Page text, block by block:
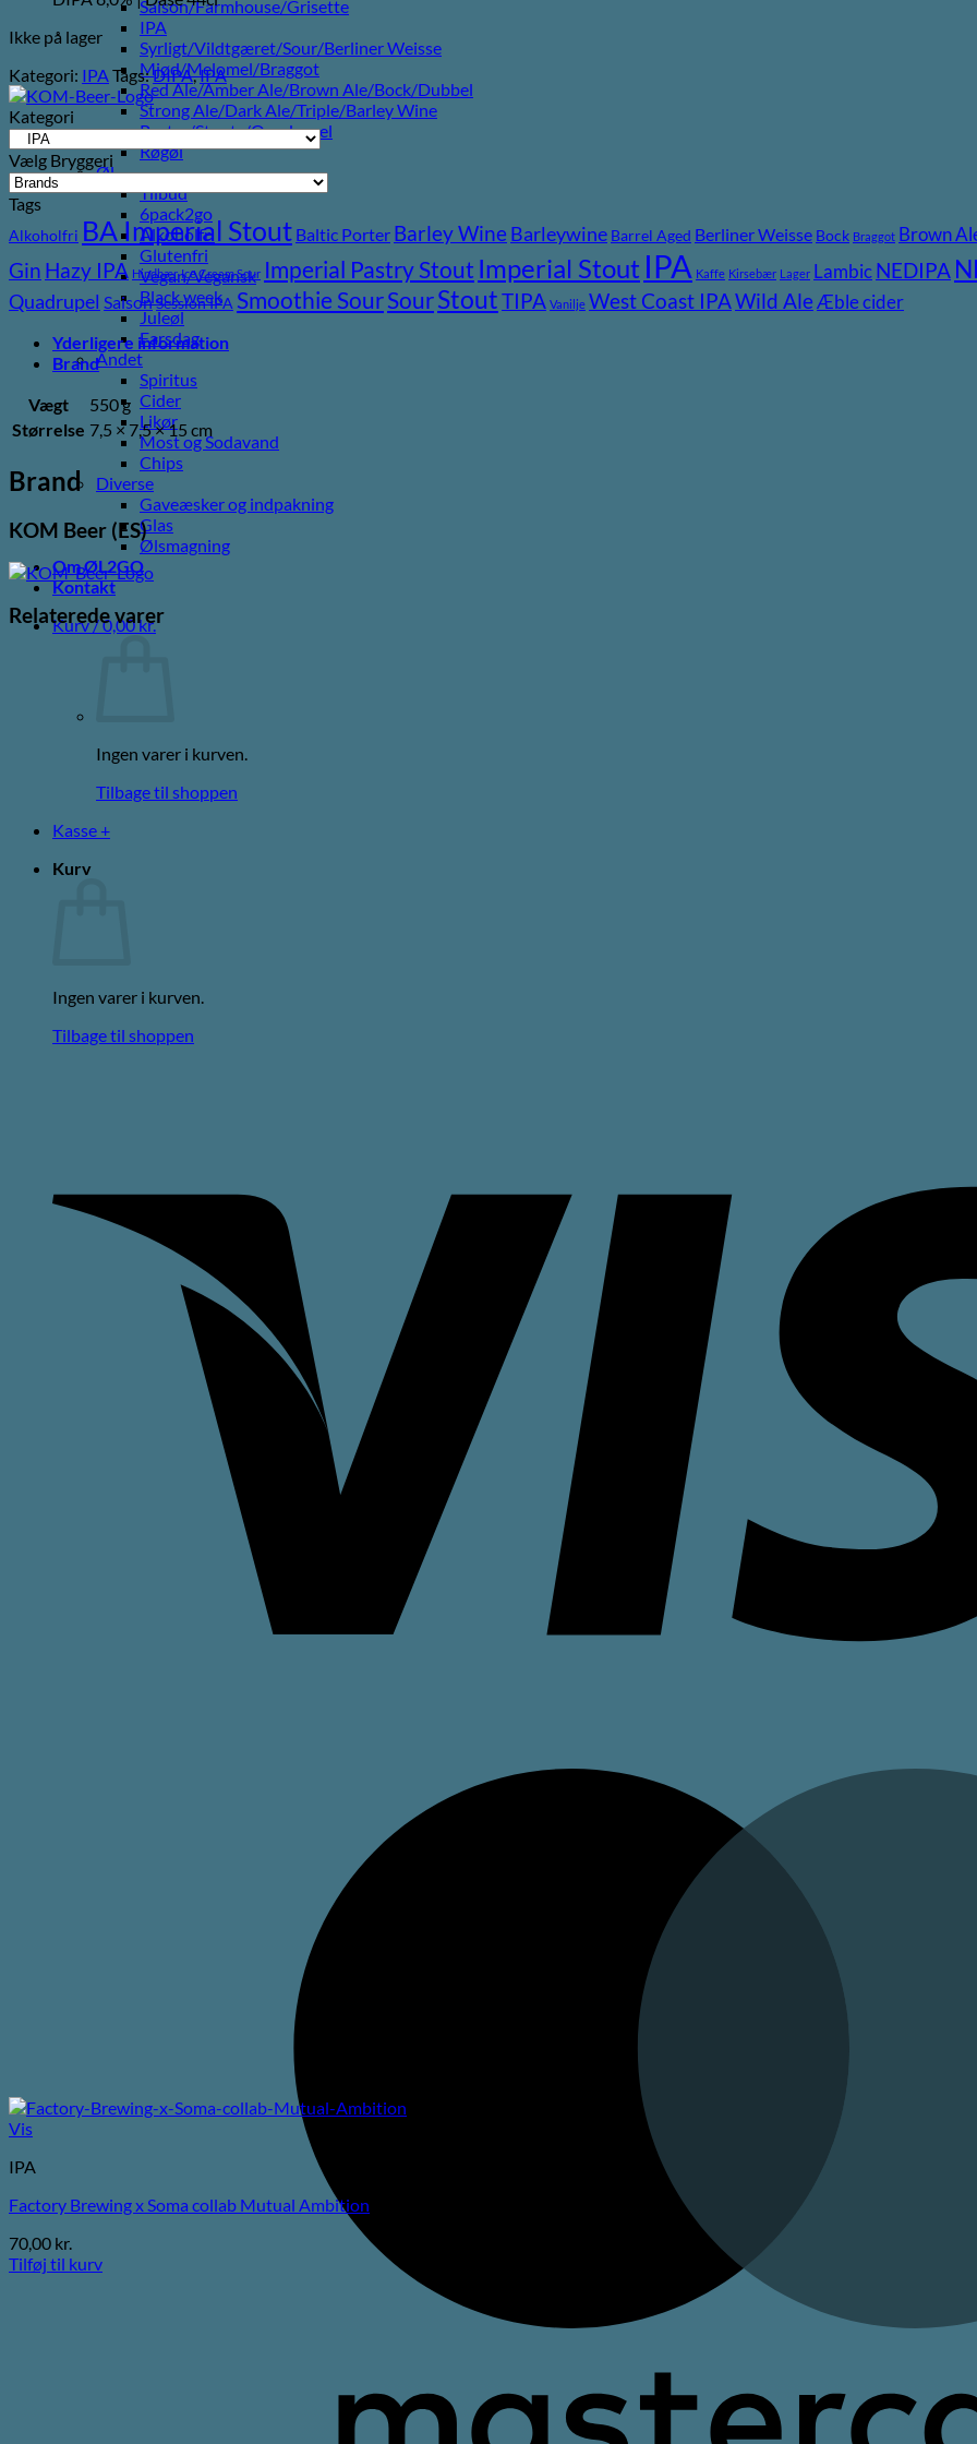
Saison/Farmhouse/Grisette
IPA
Syrligt/Vildtgæret/Sour/Berliner Weisse
Mjød/Melomel/Braggot
Red Ale/Amber Ale/Brown Ale/Bock/Dubbel
Strong Ale/Dark Ale/Triple/Barley Wine
Porter/Stouts/Quadrupel
Røgøl
Øl
Tilbud
6pack2go
Alkoholfri
Glutenfri
Vegan/Vegansk
Black week
Juleøl
Farsdag
Andet
Spiritus
Cider
Likør
Most og Sodavand
Chips
Diverse
Gaveæsker og indpakning
Glas
Ølsmagning
Om ØL2GO
Kontakt
Kurv /0,00kr.
Ingen varer i kurven.
Tilbage til shoppen
Kasse +
Kurv
Ingen varer i kurven.
Tilbage til shoppen
Ikke på lager
Kategori: IPA Tags:DIPA,IPA
Kategori
Vælg Bryggeri
Tags
Alkoholfri BA Imperial Stout Baltic Porter Barley Wine Barleywine Barrel Aged Berliner Weisse Bock Braggot Brown
Gin Hazy IPA Hindbær Ice Cream Sour Imperial Pastry Stout Imperial Stout IPA Kaffe Kirsebær Lager LambicNEDIPA
Quadrupel SaisonSession IPA Smoothie SourSourStoutTIPA Vanilje West Coast IPAWild AleÆble cider
Yderligere information
Brand
Vægt
550 g
Størrelse 7,5 × 7,5 × 15 cm
Brand
KOM Beer (ES)
Relaterede varer
Vis
IPA
Factory Brewing x Soma collab Mutual Ambition
70,00 kr.
Tilføj til kurv